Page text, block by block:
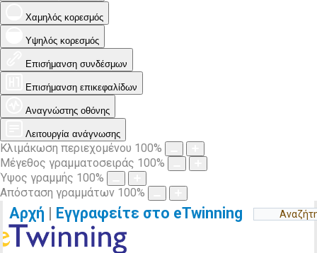
Χαμηλός κορεσμός
Υψηλός κορεσμός
Επισήμανση συνδέσμων
Επισήμανση επικεφαλίδων
Αναγνώστης οθόνης
Λειτουργία ανάγνωσης
Κλιμάκωση περιεχομένου 100%
Μέγεθος γραμματοσειράς 100%
Ύψος γραμμής 100%
Απόσταση γραμμάτων 100%
Αρχή | Εγγραφείτε στο eTwinning